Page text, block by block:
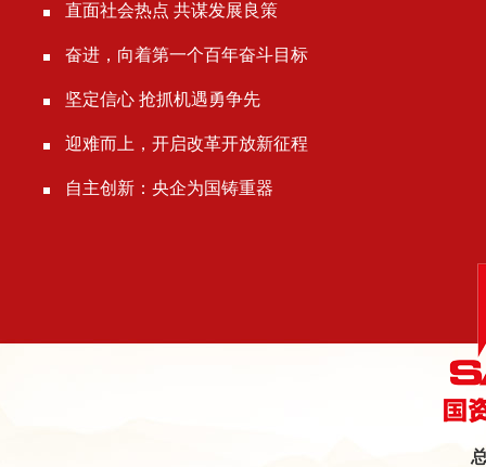
直面社会热点 共谋发展良策
奋进，向着第一个百年奋斗目标
坚定信心 抢抓机遇勇争先
迎难而上，开启改革开放新征程
自主创新：央企为国铸重器